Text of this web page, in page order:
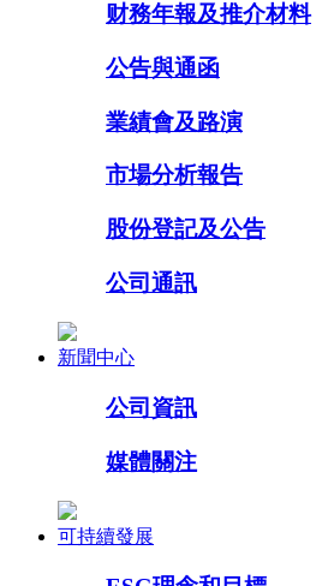
财務年報及推介材料
公告與通函
業績會及路演
市場分析報告
股份登記及公告
公司通訊
新聞中心
公司資訊
媒體關注
可持續發展